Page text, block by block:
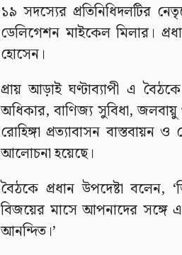
১৯ সদস্যের প্রতিনিধিদলটির
ডেলিগেশন মাইকেল মিলার।
হোসেন।
প্রায় আড়াই ঘণ্টাব্যাপী এ
অধিকার, বাণিজ্য সুবিধা, জলবায়ু
রোহিঙ্গা প্রত্যাবাসন
আলোচনা হয়েছে।
বৈঠকে প্রধান উপদেষ্টা
বিজয়ের মাসে আপনাদের সঙ্গে
আনন্দিত।’